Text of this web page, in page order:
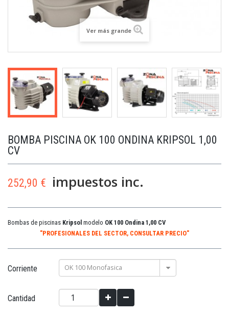
Ver más grande
BOMBA PISCINA OK 100 ONDINA KRIPSOL 1,00
CV
252,90 € impuestos inc.
Bombas de piscinas Kripsol modelo OK 100 Ondina 1,00 CV
"PROFESIONALES DEL SECTOR, CONSULTAR PRECIO"
Corriente OK 100 Monofasica
Cantidad